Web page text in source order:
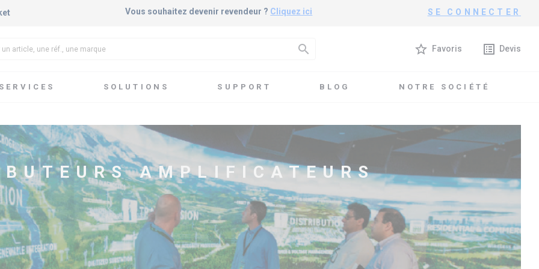
Vous souhaitez devenir revendeur ? Cliquez ici SE CONNECTER
search star_border Favoris list_alt Devis
SERVICES SOLUTIONS SUPPORT BLOG NOTRE SOCIÉTÉ
AMPLIFICATEURS